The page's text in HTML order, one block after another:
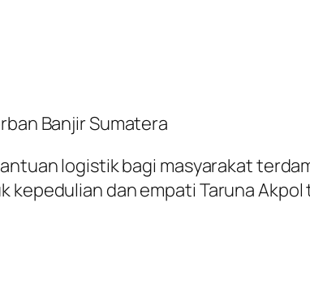
Banjir Sumatera
logistik bagi masyarakat
kepedulian dan empati Taruna